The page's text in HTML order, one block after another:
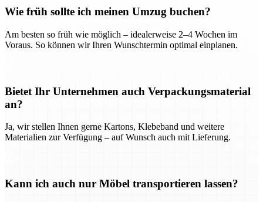
Wie früh sollte ich meinen Umzug buchen?
Am besten so früh wie möglich – idealerweise 2–4 Wochen im
Voraus. So können wir Ihren Wunschtermin optimal einplanen.
Bietet Ihr Unternehmen auch Verpackungsmaterial
an?
Ja, wir stellen Ihnen gerne Kartons, Klebeband und weitere
Materialien zur Verfügung – auf Wunsch auch mit Lieferung.
Kann ich auch nur Möbel transportieren lassen?